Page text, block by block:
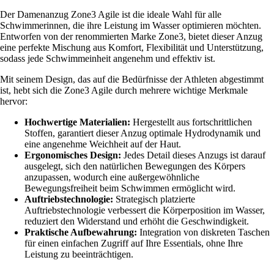
Der Damenanzug Zone3 Agile ist die ideale Wahl für alle
Schwimmerinnen, die ihre Leistung im Wasser optimieren möchten.
Entworfen von der renommierten Marke Zone3, bietet dieser Anzug
eine perfekte Mischung aus Komfort, Flexibilität und Unterstützung,
sodass jede Schwimmeinheit angenehm und effektiv ist.
Mit seinem Design, das auf die Bedürfnisse der Athleten abgestimmt
ist, hebt sich die Zone3 Agile durch mehrere wichtige Merkmale
hervor:
Hochwertige Materialien: Hergestellt aus fortschrittlichen
Stoffen, garantiert dieser Anzug optimale Hydrodynamik und
eine angenehme Weichheit auf der Haut.
Ergonomisches Design: Jedes Detail dieses Anzugs ist darauf
ausgelegt, sich den natürlichen Bewegungen des Körpers
anzupassen, wodurch eine außergewöhnliche
Bewegungsfreiheit beim Schwimmen ermöglicht wird.
Auftriebstechnologie: Strategisch platzierte
Auftriebstechnologie verbessert die Körperposition im Wasser,
reduziert den Widerstand und erhöht die Geschwindigkeit.
Praktische Aufbewahrung: Integration von diskreten Taschen
für einen einfachen Zugriff auf Ihre Essentials, ohne Ihre
Leistung zu beeinträchtigen.